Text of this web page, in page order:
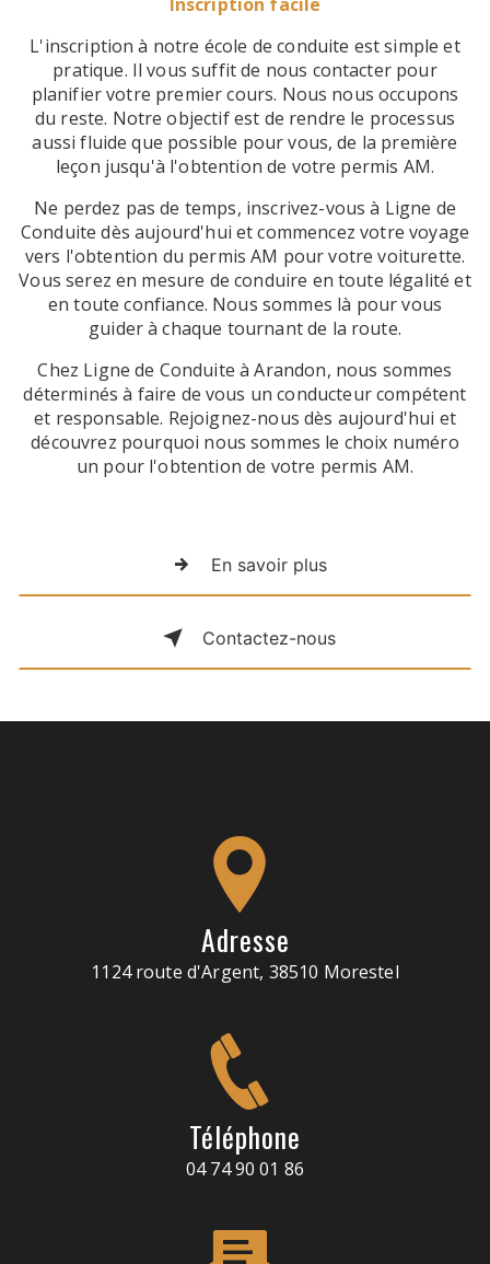
L'inscription à notre école de conduite est simple et
pratique. Il vous suffit de nous contacter pour
planifier votre premier cours. Nous nous occupons
du reste. Notre objectif est de rendre le processus
aussi fluide que possible pour vous, de la première
leçon jusqu'à l'obtention de votre permis AM.
Ne perdez pas de temps, inscrivez-vous à Ligne de
Conduite dès aujourd'hui et commencez votre voyage
vers l'obtention du permis AM pour votre voiturette.
Vous serez en mesure de conduire en toute légalité et
en toute confiance. Nous sommes là pour vous
guider à chaque tournant de la route.
Chez Ligne de Conduite à Arandon, nous sommes
déterminés à faire de vous un conducteur compétent
et responsable. Rejoignez-nous dès aujourd'hui et
découvrez pourquoi nous sommes le choix numéro
un pour l'obtention de votre permis AM.
En savoir plus
Contactez-nous
Adresse
1124 route d'Argent, 38510 Morestel
Téléphone
04 74 90 01 86